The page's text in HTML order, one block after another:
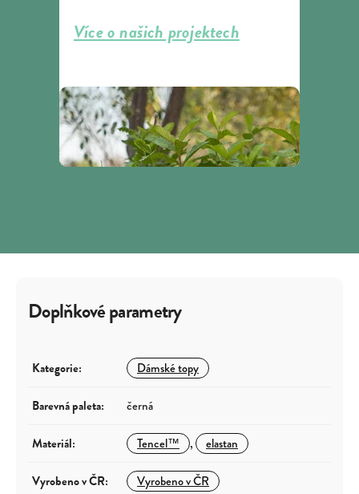
Více o našich projektech
Doplňkové parametry
Kategorie: Dámské topy
Barevná paleta: černá
Materiál: Tencel™ , elastan
Vyrobeno v ČR: Vyrobeno v ČR